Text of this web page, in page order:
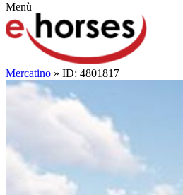
Menù
Mercatino » ID: 4801817